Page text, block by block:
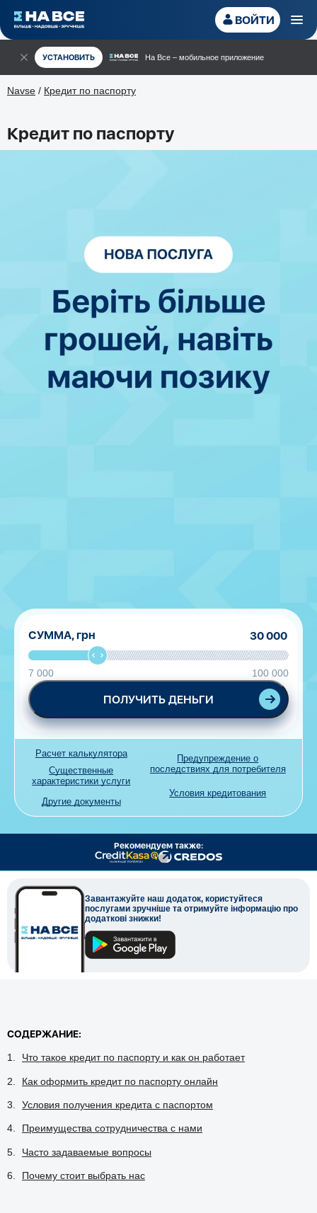
ВОЙТИ
УСТАНОВИТЬ На Все – мобильное приложение
Navse / Кредит по паспорту
Кредит по паспорту
СУММА,грн
7 000 100 000
ПОЛУЧИТЬ ДЕНЬГИ
Расчет калькулятора
Существенные
характеристики услуги
Другие документы
Предупреждение о
последствиях для потребителя
Условия кредитования
Рекомендуем также:
Завантажуйте наш додаток, користуйтеся
послугами зручніше та отримуйте інформацію про
додаткові знижки!
СОДЕРЖАНИЕ:
Что такое кредит по паспорту и как он работает
Как оформить кредит по паспорту онлайн
Условия получения кредита с паспортом
Преимущества сотрудничества с нами
Часто задаваемые вопросы
Почему стоит выбрать нас